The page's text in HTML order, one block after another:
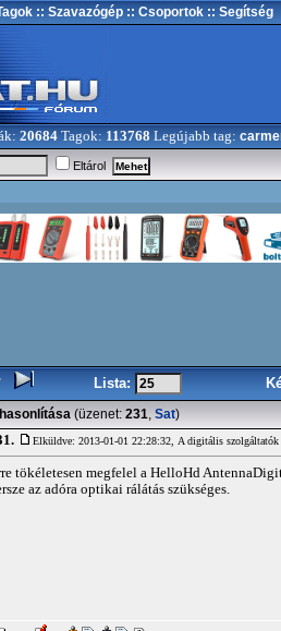
:: Szavazógép :: Csoportok :: Segítség
20684 Tagok: 113768 Legújabb tag:
Eltárol
Lista:
(üzenet: 231, Sat)
Elküldve: 2013-01-01 22:28:32, A digitális szolgáltatók
tökéletesen megfelel a HelloHd
az adóra optikai rálátás szükséges.